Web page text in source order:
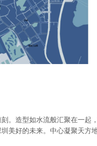
。造型如水流般汇聚在一起
美好的未来。中心凝聚天方